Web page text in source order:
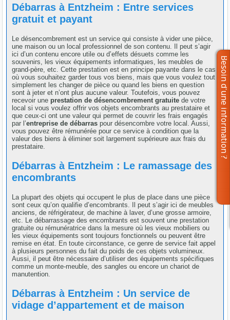
Débarras à Entzheim : Entre services
gratuit et payant
Le désencombrement est un service qui consiste à vider une pièce,
une maison ou un local professionnel de son contenu. Il peut s’agir
ici d’un contenu encore utile ou d’effets désuets comme les
souvenirs, les vieux équipements informatiques, les meubles de
grand-père, etc. Cette prestation est en principe payante dans le cas
où vous souhaitez garder tous vos biens, mais que vous voulez tout
simplement les changer de pièce ou quand les biens en question
sont à jeter et n’ont plus aucune valeur. Toutefois, vous pouvez
recevoir une prestation de désencombrement gratuite de votre
local si vous voulez offrir vos objets encombrants au prestataire et
que ceux-ci ont une valeur qui permet de couvrir les frais engagés
par l’entreprise de débarras pour désencombre votre local. Aussi,
vous pouvez être rémunérée pour ce service à condition que la
valeur des biens à éliminer soit largement supérieure aux frais du
prestataire.
Débarras à Entzheim : Le ramassage des
encombrants
La plupart des objets qui occupent le plus de place dans une pièce
sont ceux qu’on qualifie d’encombrants. Il peut s’agir ici de meubles
anciens, de réfrigérateur, de machine à laver, d’une grosse armoire,
etc. Le débarrassage des encombrants est souvent une prestation
gratuite ou rémunératrice dans la mesure où les vieux mobiliers ou
les vieux équipements sont toujours fonctionnels ou peuvent être
remise en état. En toute circonstance, ce genre de service fait appel
à plusieurs personnes du fait du poids de ces objets volumineux.
Aussi, il peut être nécessaire d’utiliser des équipements spécifiques
comme un monte-meuble, des sangles ou encore un chariot de
manutention.
Débarras à Entzheim : Un service de
vidage d’appartement et de maison